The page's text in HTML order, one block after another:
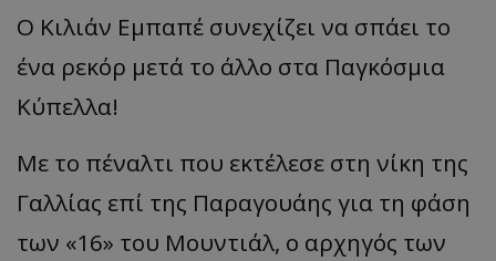
Ο Κιλιάν Εμπαπέ συνεχίζει να σπάει το
ένα ρεκόρ μετά το άλλο στα Παγκόσμια
Κύπελλα!
Με το πέναλτι που εκτέλεσε στη νίκη της
Γαλλίας επί της Παραγουάης για τη φάση
των «16» του Μουντιάλ, ο αρχηγός των